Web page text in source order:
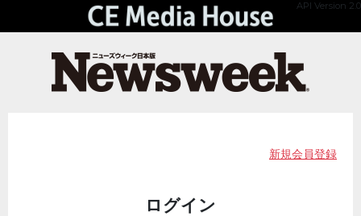
API Version 2.0
新規会員登録
ログイン